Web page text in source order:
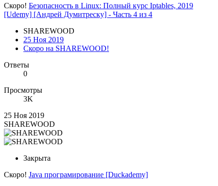
Скоро! Безопасность в Linux: Полный курс Iptables, 2019
[Udemy] [Андрей Думитреску] - Часть 4 из 4
SHAREWOOD
25 Ноя 2019
Скоро на SHAREWOOD!
Ответы
0
Просмотры
3K
25 Ноя 2019
SHAREWOOD
Закрыта
Скоро! Java програмирование [Duckademy]